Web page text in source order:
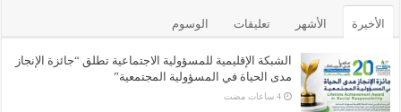
الأخيرة الأشهر تعليقات الوسوم
الشبكة الإقليمية للمسؤولية الاجتماعية تطلق “جائزة الإنجاز
مدى الحياة في المسؤولية المجتمعية”